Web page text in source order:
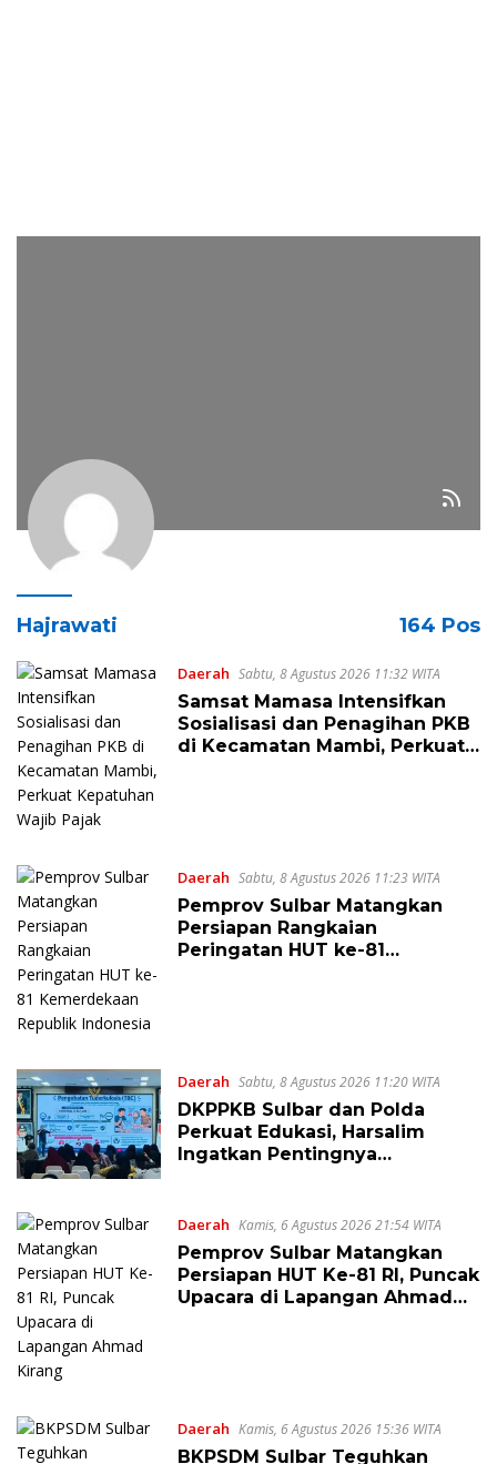
Hajrawati 164 Pos
Daerah Sabtu, 8 Agustus 2026 11:32 WITA
Samsat Mamasa Intensifkan
Sosialisasi dan Penagihan PKB
di Kecamatan Mambi, Perkuat
Daerah Sabtu, 8 Agustus 2026 11:23 WITA
Pemprov Sulbar Matangkan
Persiapan Rangkaian
Peringatan HUT ke-81
Daerah Sabtu, 8 Agustus 2026 11:20 WITA
DKPPKB Sulbar dan Polda
Perkuat Edukasi, Harsalim
Ingatkan Pentingnya
Daerah Kamis, 6 Agustus 2026 21:54 WITA
Pemprov Sulbar Matangkan
Persiapan HUT Ke-81 RI, Puncak
Upacara di Lapangan Ahmad
Daerah Kamis, 6 Agustus 2026 15:36 WITA
BKPSDM Sulbar Teguhkan